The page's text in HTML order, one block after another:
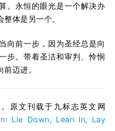
。永恒的眼光是一个解决办
体是另一个。
向前一步，因为圣经总是向
步。带着圣洁和审判、怜悯
迈进。
原文刊载于九标志英文网
Lie Down, Lean In, Lay